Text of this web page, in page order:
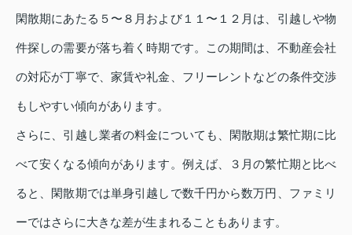
閑散期にあたる５〜８月および１１〜１２月は、引越しや物
件探しの需要が落ち着く時期です。この期間は、不動産会社
の対応が丁寧で、家賃や礼金、フリーレントなどの条件交渉
もしやすい傾向があります。
さらに、引越し業者の料金についても、閑散期は繁忙期に比
べて安くなる傾向があります。例えば、３月の繁忙期と比べ
ると、閑散期では単身引越しで数千円から数万円、ファミリ
ーではさらに大きな差が生まれることもあります。